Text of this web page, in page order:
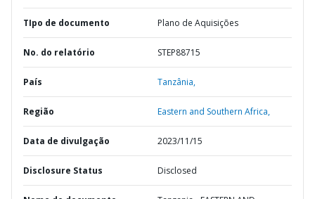
TIpo de documento Plano de Aquisições
No. do relatório STEP88715
País Tanzânia,
Região Eastern and Southern Africa,
Data de divulgação 2023/11/15
Disclosure Status Disclosed